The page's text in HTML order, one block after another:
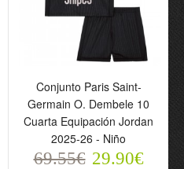
Conjunto Paris Saint-
Germain O. Dembele 10
Cuarta Equipación Jordan
2025-26 - Niño
69.55€ 29.90€